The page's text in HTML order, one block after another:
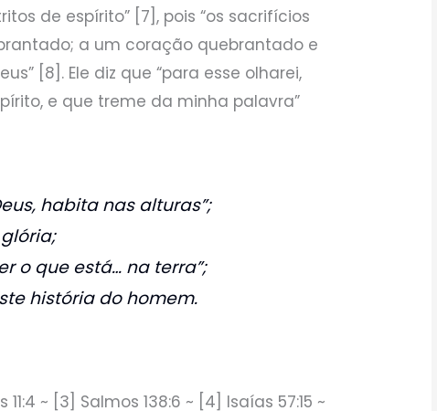
de espírito” [7], pois “os sacrifícios
a um coração quebrantado e
[8]. Ele diz que “para esse olharei,
e que treme da minha palavra”
habita nas alturas”;
o que está… na terra”;
história do homem.
11:4 ~ [3] Salmos 138:6 ~ [4] Isaías 57:15 ~